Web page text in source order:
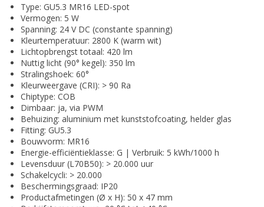
Type: GU5.3 MR16 LED-spot
Vermogen: 5 W
Spanning: 24 V DC (constante spanning)
Kleurtemperatuur: 2800 K (warm wit)
Lichtopbrengst totaal: 420 lm
Nuttig licht (90° kegel): 350 lm
Stralingshoek: 60°
Kleurweergave (CRI): > 90 Ra
Chiptype: COB
Dimbaar: ja, via PWM
Behuizing: aluminium met kunststofcoating, helder glas
Fitting: GU5.3
Bouwvorm: MR16
Energie-efficiëntieklasse: G | Verbruik: 5 kWh/1000 h
Levensduur (L70B50): > 20.000 uur
Schakelcycli: > 20.000
Beschermingsgraad: IP20
Productafmetingen (Ø x H): 50 x 47 mm